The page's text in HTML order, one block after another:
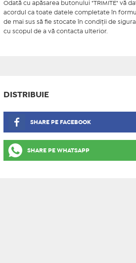
Odată cu apăsarea butonului "TRIMITE" vă
acordul ca toate datele completate în
de mai sus să fie stocate în condiţii de
cu scopul de a vă contacta ulterior.
DISTRIBUIE
SHARE PE FACEBOOK
SHARE PE WHATSAPP